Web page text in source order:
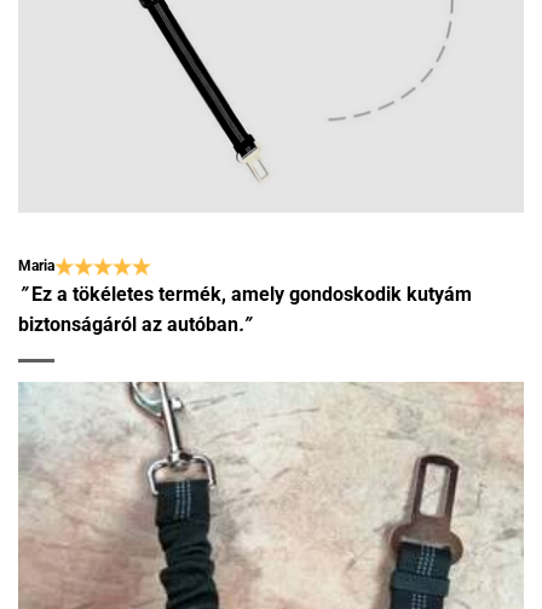
Maria
”Ez a tökéletes termék, amely gondoskodik kutyám
biztonságáról az autóban.”